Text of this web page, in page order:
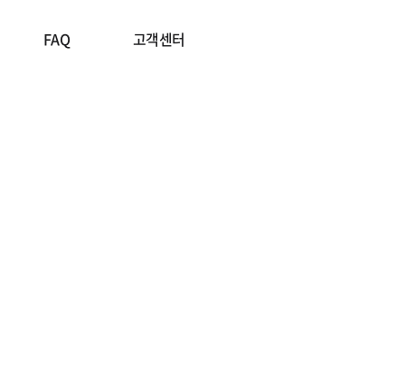
FAQ 고객센터